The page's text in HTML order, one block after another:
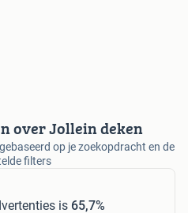
over Jollein deken
op je zoekopdracht en de
filters
is 65,7%